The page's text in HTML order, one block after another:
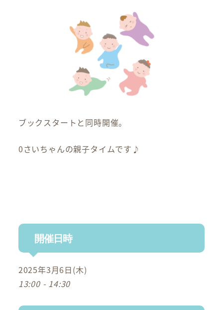
ブックスタートと同時開催。
0さいちゃんの親子タイムです♪
開催日時
2025年3月6日(木)
13:00 - 14:30